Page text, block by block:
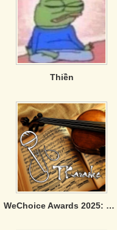
Thiền
WeChoice Awards 2025: Viết Tiếp Câu Chuyện Việt Nam